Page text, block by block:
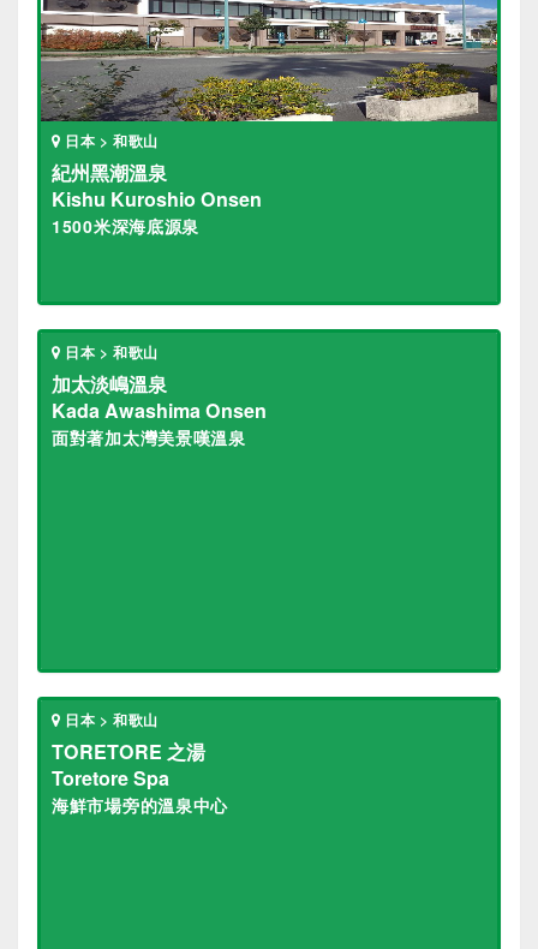
日本 > 和歌山
紀州黑潮溫泉
Kishu Kuroshio Onsen
1500米深海底源泉
日本 > 和歌山
加太淡嶋溫泉
Kada Awashima Onsen
面對著加太灣美景嘆溫泉
日本 > 和歌山
TORETORE 之湯
Toretore Spa
海鮮市場旁的溫泉中心